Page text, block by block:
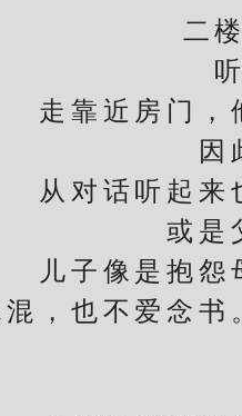
二楼有
听着
靠近房门，他
因
对话听起来也
或是
子像是抱怨母
混，也不爱念